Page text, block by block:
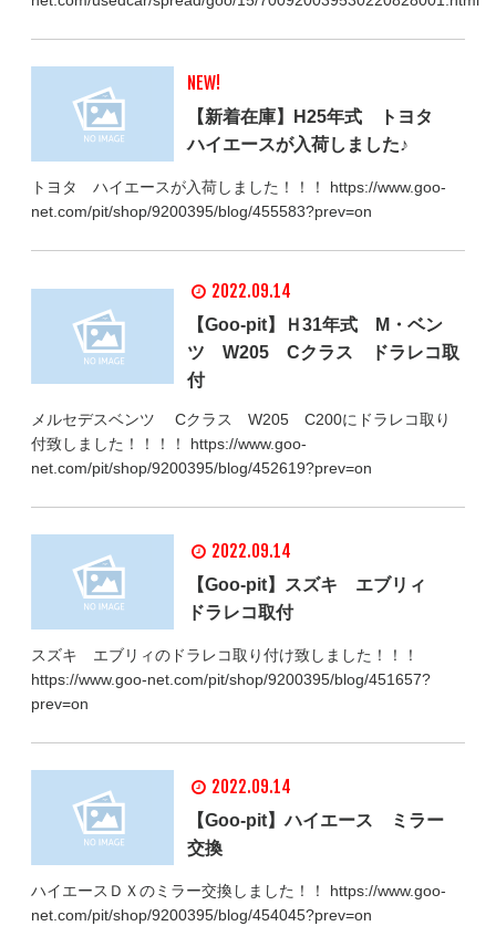
NEW!
【新着在庫】H25年式 トヨタ
ハイエースが入荷しました♪
トヨタ ハイエースが入荷しました！！！ https://www.goo-
net.com/pit/shop/9200395/blog/455583?prev=on
2022.09.14
【Goo-pit】Ｈ31年式 M・ベン
ツ W205 Cクラス ドラレコ取
付
メルセデスベンツ Cクラス W205 C200にドラレコ取り
付致しました！！！！ https://www.goo-
net.com/pit/shop/9200395/blog/452619?prev=on
2022.09.14
【Goo-pit】スズキ エブリィ
ドラレコ取付
スズキ エブリィのドラレコ取り付け致しました！！！
https://www.goo-net.com/pit/shop/9200395/blog/451657?
prev=on
2022.09.14
【Goo‐pit】ハイエース ミラー
交換
ハイエースＤＸのミラー交換しました！！ https://www.goo-
net.com/pit/shop/9200395/blog/454045?prev=on